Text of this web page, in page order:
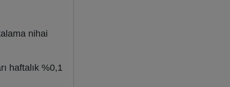
nihai
haftalık %0,1